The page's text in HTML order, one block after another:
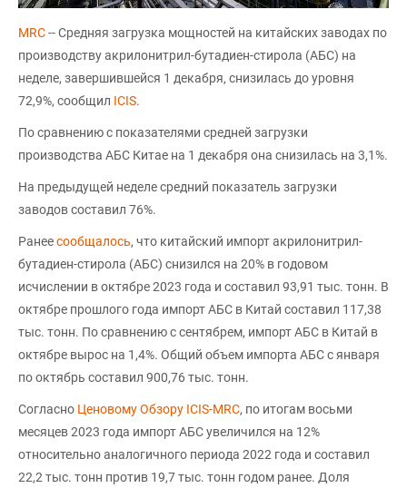
MRC-- Средняя загрузка мощностей на китайских заводах по
производству акрилонитрил-бутадиен-стирола (АБС) на
неделе, завершившейся 1 декабря, снизилась до уровня
72,9%, сообщил ICIS.
По сравнению с показателями средней загрузки
производства АБС Китае на 1 декабря она снизилась на 3,1%.
На предыдущей неделе средний показатель загрузки
заводов составил 76%.
Ранеесообщалось, что китайский импорт акрилонитрил-
бутадиен-стирола (АБС) снизился на 20% в годовом
исчислении в октябре 2023 года и составил 93,91 тыс. тонн. В
октябре прошлого года импорт АБС в Китай составил 117,38
тыс. тонн. По сравнению с сентябрем, импорт АБС в Китай в
октябре вырос на 1,4%. Общий объем импорта АБС с января
по октябрь составил 900,76 тыс. тонн.
Согласно Ценовому Обзору ICIS-MRC, по итогам восьми
месяцев 2023 года импорт АБС увеличился на 12%
относительно аналогичного периода 2022 года и составил
22,2 тыс. тонн против 19,7 тыс. тонн годом ранее. Доля